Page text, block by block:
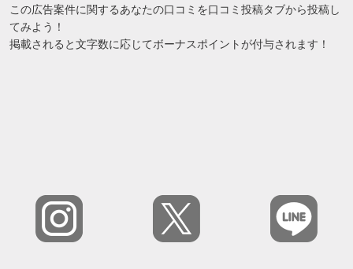
この広告案件に関するあなたの口コミを口コミ投稿タブから投稿し
てみよう！
掲載されると文字数に応じてボーナスポイントが付与されます！